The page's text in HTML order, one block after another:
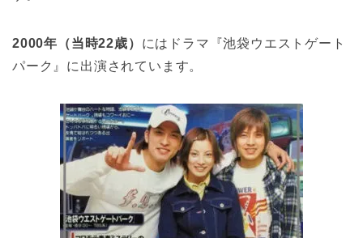
2000年（当時22歳） にはドラマ『池袋ウエストゲート
パーク』に出演されています。